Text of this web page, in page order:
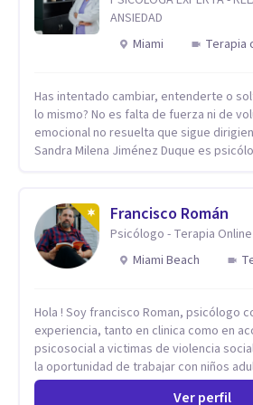
ANSIEDAD
Miami
Terapia
Has intentado cambiar, entenderte o
lo mismo? No es falta de fuerza ni de
emocional no resuelta que sigue dirigiendo tu
Sandra Milena Jiménez Duque es
ansiedad, la baja autoestima, la
conflictos de pareja. Ha trabajado con pacientes en
diferentes países, acompañando
enfoque terapéutico se diferencia por
sistema emocional, reprocesamiento
infancia y reestructuración cognitiva
transformar patrones, emociones y
origen. Si buscas un proceso superficial, este no es el lugar.
Pero si estás listo(a) para comprender,
Francisco Román
Psicólogo - Terapia Online
Miami Beach
Hola ! Soy francisco Roman, psicólogo
experiencia, tanto en clinica como en
psicosocial a victimas de violencia
la oportunidad de trabajar con niños
todos los espacios y esto me ha dado
Ver perfil